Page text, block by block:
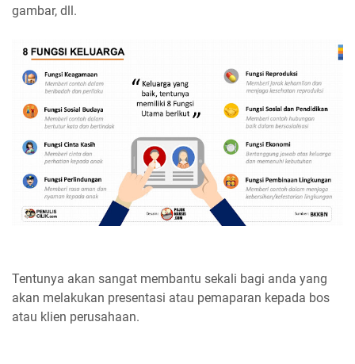
gambar, dll.
Tentunya akan sangat membantu sekali bagi anda yang
akan melakukan presentasi atau pemaparan kepada bos
atau klien perusahaan.